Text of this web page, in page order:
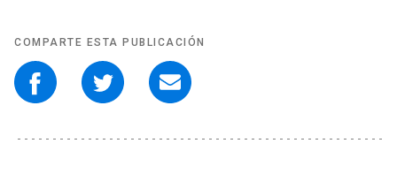
COMPARTE ESTA PUBLICACIÓN